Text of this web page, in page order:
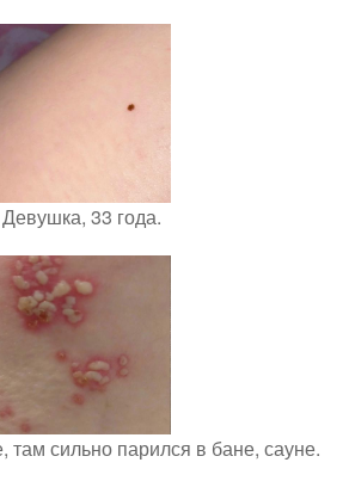
Девушка, 33 года.
там сильно парился в бане, сауне.